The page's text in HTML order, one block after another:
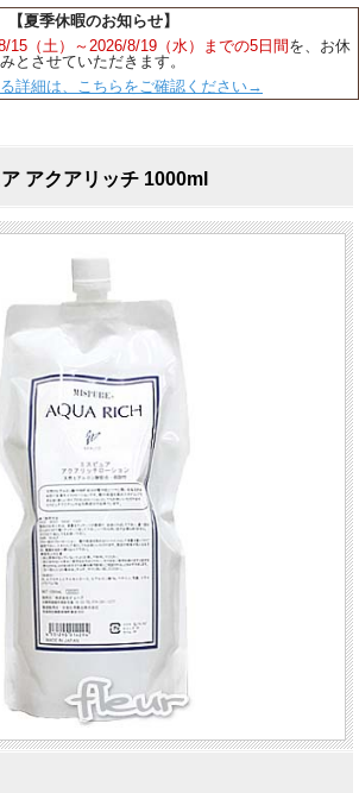
【夏季休暇のお知らせ】
15（土）～2026/8/19（水）までの5日間 を、お休
みとさせていただきます。
詳細は、こちらをご確認ください→
アクアリッチ 1000ml